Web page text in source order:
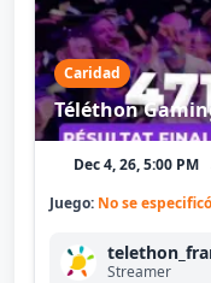
Caridad
Téléthon
Dec 4, 26, 5:00 PM
Juego: No se
Streamer